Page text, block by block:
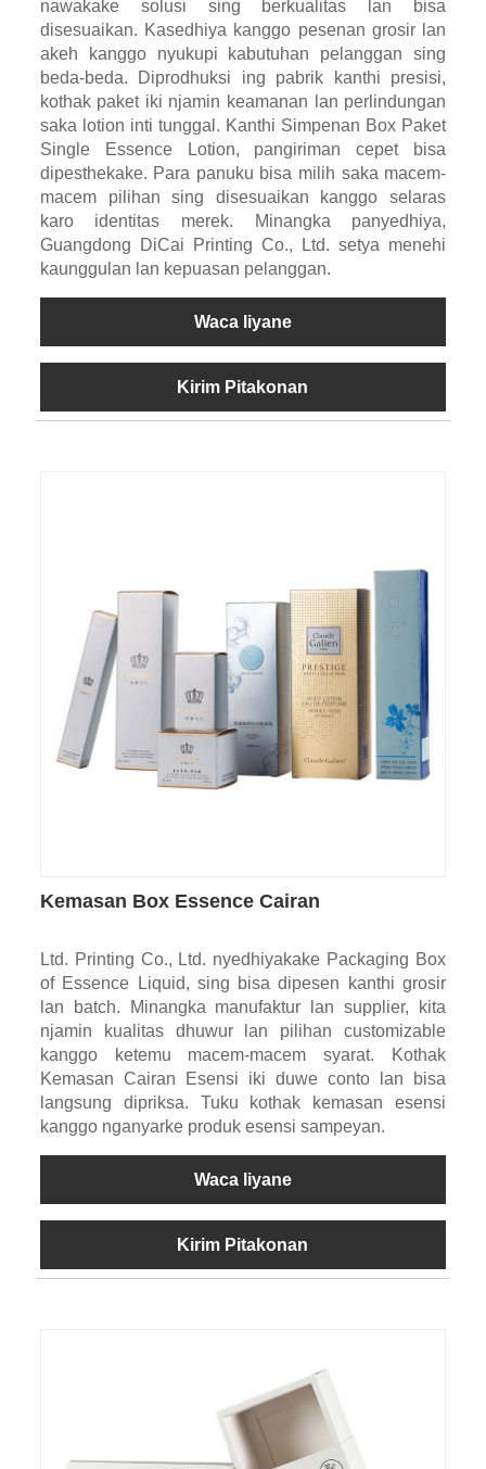
nawakake solusi sing berkualitas lan bisa
disesuaikan. Kasedhiya kanggo pesenan grosir lan
akeh kanggo nyukupi kabutuhan pelanggan sing
beda-beda. Diprodhuksi ing pabrik kanthi presisi,
kothak paket iki njamin keamanan lan perlindungan
saka lotion inti tunggal. Kanthi Simpenan Box Paket
Single Essence Lotion, pangiriman cepet bisa
dipesthekake. Para panuku bisa milih saka macem-
macem pilihan sing disesuaikan kanggo selaras
karo identitas merek. Minangka panyedhiya,
Guangdong DiCai Printing Co., Ltd. setya menehi
kaunggulan lan kepuasan pelanggan.
Waca liyane
Kirim Pitakonan
Kemasan Box Essence Cairan
Ltd. Printing Co., Ltd. nyedhiyakake Packaging Box
of Essence Liquid, sing bisa dipesen kanthi grosir
lan batch. Minangka manufaktur lan supplier, kita
njamin kualitas dhuwur lan pilihan customizable
kanggo ketemu macem-macem syarat. Kothak
Kemasan Cairan Esensi iki duwe conto lan bisa
langsung dipriksa. Tuku kothak kemasan esensi
kanggo nganyarke produk esensi sampeyan.
Waca liyane
Kirim Pitakonan